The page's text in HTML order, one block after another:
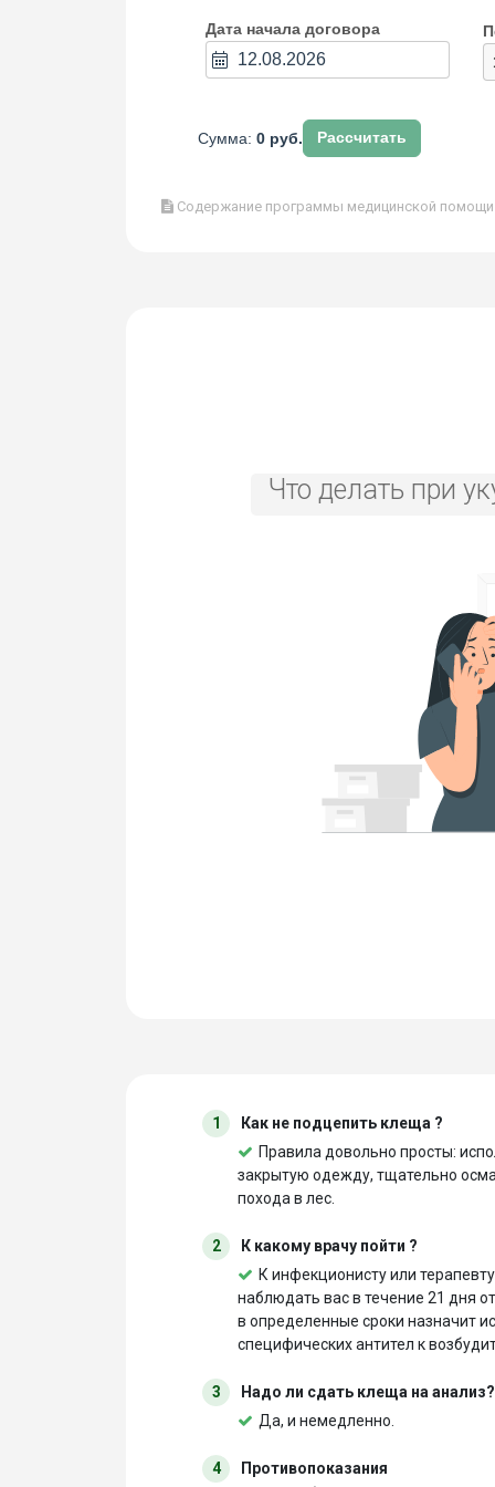
Дата начала договора
Сумма: 0 руб. Рассчитать
Содержание программы медицинской помощи
Что делать при
1
Как не подцепить клеща ?
Правила довольно просты:
закрытую одежду, тщательно
похода в лес.
2
К какому врачу пойти ?
К инфекционисту или
наблюдать вас в течение 21 дня
в определенные сроки назначит
специфических антител к
3
Надо ли сдать клеща на анализ?
Да, и немедленно.
4
Противопоказания